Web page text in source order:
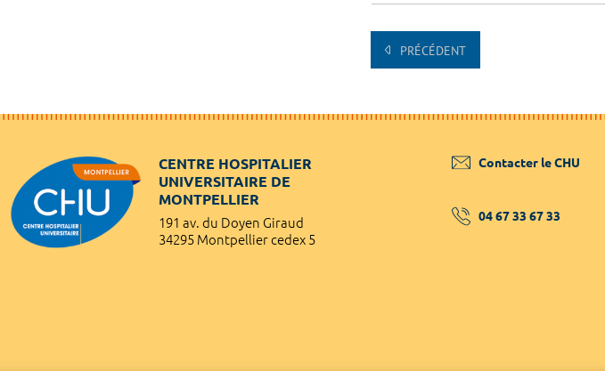
PRÉCÉDENT
CENTRE HOSPITALIER
UNIVERSITAIRE DE
MONTPELLIER
191 av. du Doyen Giraud
34295 Montpellier cedex 5
Contacter le CHU
04 67 33 67 33